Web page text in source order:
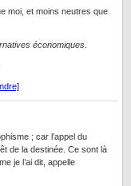
moi, et moins neutres que
économiques
; car l’appel du
de la destinée. Ce sont là
je l’ai dit, appelle